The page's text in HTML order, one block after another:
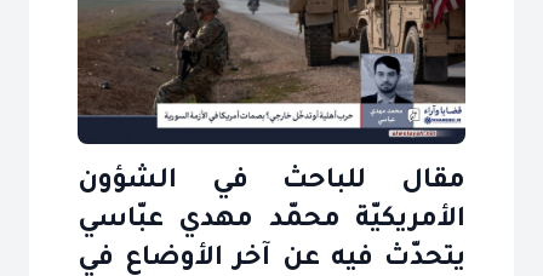
مقال للباحث في الشؤون
الأمريكيّة محمّد مهدي عبّاسي
يتحدّث فيه عن آخر الأوضاع في